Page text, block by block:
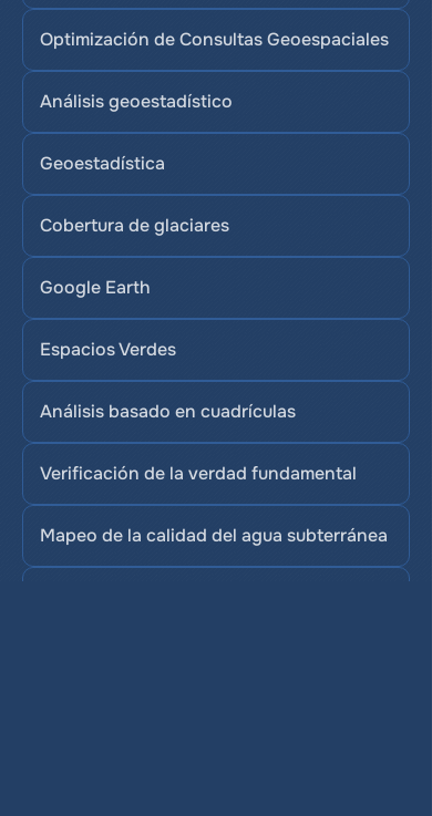
Optimización de Consultas Geoespaciales
Análisis geoestadístico
Geoestadística
Cobertura de glaciares
Google Earth
Espacios Verdes
Análisis basado en cuadrículas
Verificación de la verdad fundamental
Mapeo de la calidad del agua subterránea